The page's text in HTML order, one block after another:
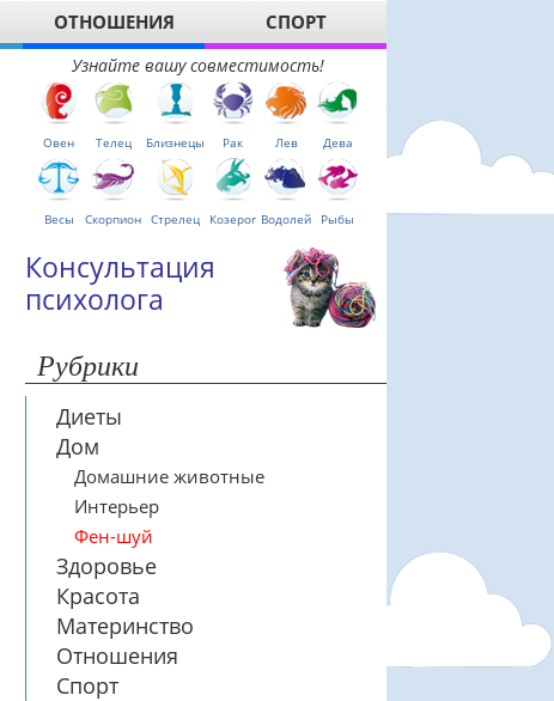
ОТНОШЕНИЯ СПОРТ
Узнайте вашу совместимость!
Овен Телец Близнецы Рак Лев Дева
Весы Скорпион Стрелец Козерог Водолей Рыбы
Консультация
психолога
Рубрики
Диеты
Дом
Домашние животные
Интерьер
Фен-шуй
Здоровье
Красота
Материнство
Отношения
Спорт